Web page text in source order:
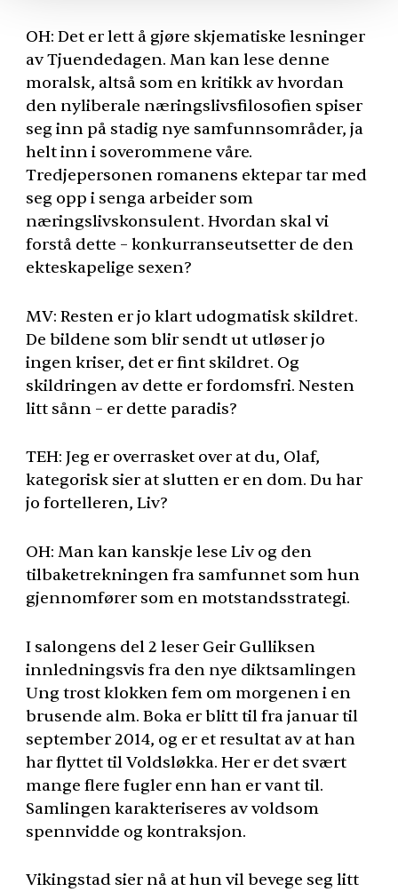
OH: Det er lett å gjøre skjematiske lesninger
av Tjuendedagen. Man kan lese denne
moralsk, altså som en kritikk av hvordan
den nyliberale næringslivsfilosofien spiser
seg inn på stadig nye samfunnsområder, ja
helt inn i soverommene våre.
Tredjepersonen romanens ektepar tar med
seg opp i senga arbeider som
næringslivskonsulent. Hvordan skal vi
forstå dette – konkurranseutsetter de den
ekteskapelige sexen?
MV: Resten er jo klart udogmatisk skildret.
De bildene som blir sendt ut utløser jo
ingen kriser, det er fint skildret. Og
skildringen av dette er fordomsfri. Nesten
litt sånn – er dette paradis?
TEH: Jeg er overrasket over at du, Olaf,
kategorisk sier at slutten er en dom. Du har
jo fortelleren, Liv?
OH: Man kan kanskje lese Liv og den
tilbaketrekningen fra samfunnet som hun
gjennomfører som en motstandsstrategi.
I salongens del 2 leser Geir Gulliksen
innledningsvis fra den nye diktsamlingen
Ung trost klokken fem om morgenen i en
brusende alm. Boka er blitt til fra januar til
september 2014, og er et resultat av at han
har flyttet til Voldsløkka. Her er det svært
mange flere fugler enn han er vant til.
Samlingen karakteriseres av voldsom
spennvidde og kontraksjon.
Vikingstad sier nå at hun vil bevege seg litt